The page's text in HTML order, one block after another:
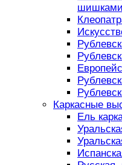
шишками
Каркасные
Ель